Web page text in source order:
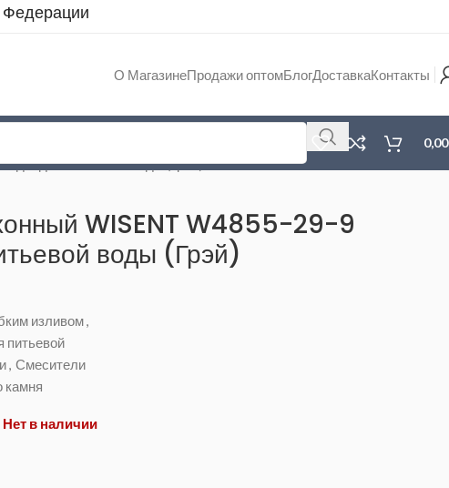
Федерации
О МагазинеПродажи оптомБлогДоставкаКонтакты
питьевой воды (Грэй)
WISENT W4855-29-9
воды (Грэй)
изливом,
питьевой
, Смесители
камня
Нет в наличии